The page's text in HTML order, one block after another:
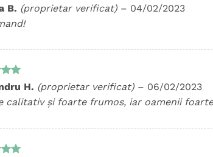
la
B. (proprietar verificat) – 04/02/2023
la
H. (proprietar verificat) – 06/02/2023
calitativ și foarte frumos, iar oamenii